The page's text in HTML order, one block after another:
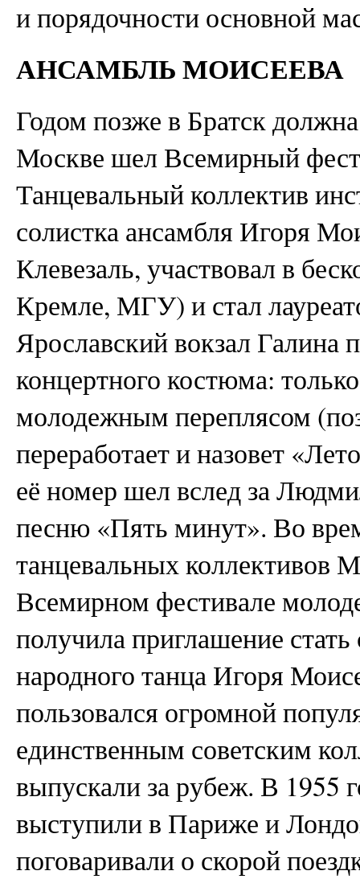
и порядочности основной
АНСАМБЛЬ МОИСЕЕВА
Годом позже в Братск
Москве шел Всемирный
Танцевальный коллектив
солистка ансамбля Игоря
Клевезаль, участвовал в
Кремле, МГУ) и стал
Ярославский вокзал Галина
концертного костюма:
молодежным переплясом
переработает и назовет
её номер шел вслед за
песню «Пять минут». Во
танцевальных коллективов
Всемирном фестивале
получила приглашение
народного танца Игоря
пользовался огромной
единственным советским
выпускали за рубеж. В 1955
выступили в Париже и
поговаривали о скорой